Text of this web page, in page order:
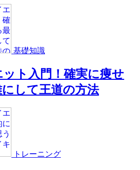
基礎知識
ト入門！確実に痩せ
して王道の方法
トレーニング